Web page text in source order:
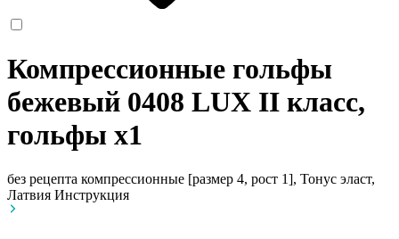
Компрессионные гольфы
бежевый 0408 LUX II класс,
гольфы x1
без рецепта компрессионные [размер 4, рост 1], Тонус эласт,
Латвия Инструкция